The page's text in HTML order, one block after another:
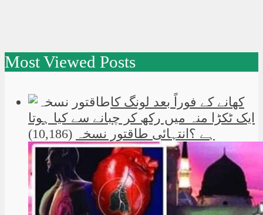
Most Viewed Posts
کھانے کے فوراً بعد لونگ کا
ایک ٹکڑا منہ میں رکھ کر چبانے سے کیا ہوتا
ہے ؟انتہائی طاقتور نسخہ (10,186)